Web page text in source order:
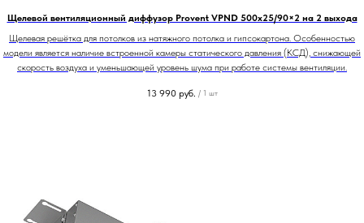
Щелевой вентиляционный диффузор Provent VPND 500х25/90×2 на 2 выхода
Щелевая решётка для потолков из натяжного потолка и гипсокартона. Особенностью
модели является наличие встроенной камеры статического давления (КСД), снижающей
скорость воздуха и уменьшающей уровень шума при работе системы вентиляции.
13 990 руб. / 1 шт